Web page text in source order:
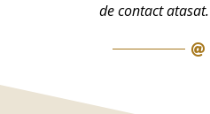
de contact